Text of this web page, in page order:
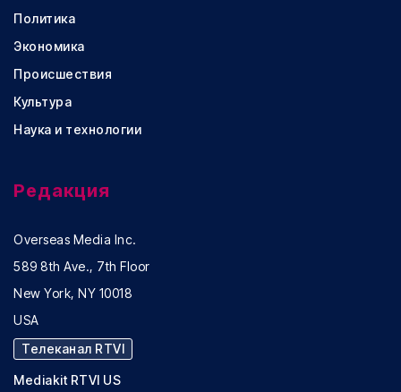
Политика
Экономика
Происшествия
Культура
Наука и технологии
Редакция
Overseas Media Inc.
589 8th Ave., 7th Floor
New York, NY 10018
USA
Телеканал RTVI
Mediakit RTVI US